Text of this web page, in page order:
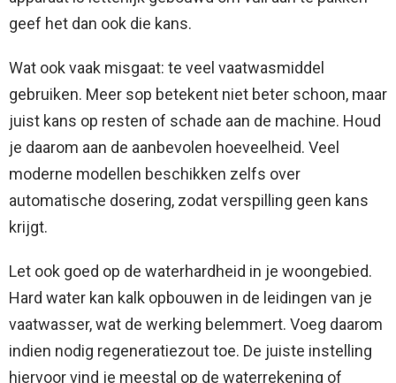
geef het dan ook die kans.
Wat ook vaak misgaat: te veel vaatwasmiddel
gebruiken. Meer sop betekent niet beter schoon, maar
juist kans op resten of schade aan de machine. Houd
je daarom aan de aanbevolen hoeveelheid. Veel
moderne modellen beschikken zelfs over
automatische dosering, zodat verspilling geen kans
krijgt.
Let ook goed op de waterhardheid in je woongebied.
Hard water kan kalk opbouwen in de leidingen van je
vaatwasser, wat de werking belemmert. Voeg daarom
indien nodig regeneratiezout toe. De juiste instelling
hiervoor vind je meestal op de waterrekening of